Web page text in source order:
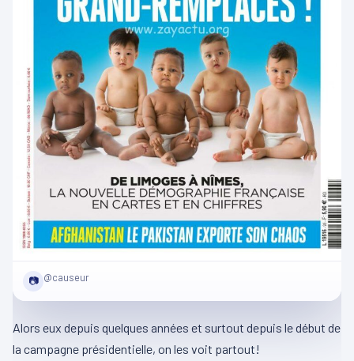
📷 @causeur
Alors eux depuis quelques années et surtout depuis le début de
la campagne présidentielle, on les voit partout!